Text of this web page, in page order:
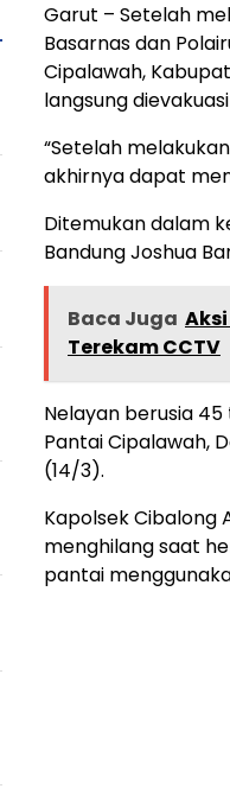
Garut – Setelah
Basarnas dan
Cipalawah,
langsung
“Setelah
akhirnya dapat
Ditemukan dalam
Bandung Joshua
Baca Juga
Terekam CCTV
Nelayan berusia
Pantai Cipalawah,
(14/3).
Kapolsek Cibalong
menghilang saat
pantai